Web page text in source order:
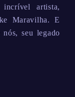
artista,
Maravilha. E
seu legado